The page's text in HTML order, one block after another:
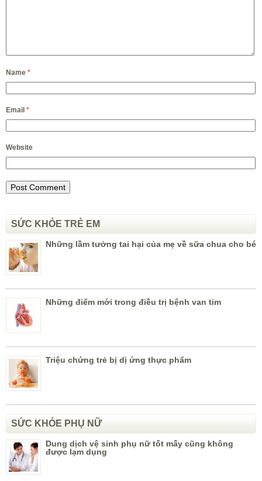
Name *
Email *
Website
SỨC KHỎE TRẺ EM
Những lầm tưởng tai hại của mẹ về sữa chua cho bé
Những điểm mới trong điều trị bệnh van tim
Triệu chứng trẻ bị dị ứng thực phẩm
SỨC KHỎE PHỤ NỮ
Dung dịch vệ sinh phụ nữ tốt mấy cũng không
được lạm dụng